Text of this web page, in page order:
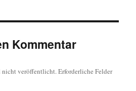
Kommentar
nicht veröffentlicht.Erforderliche Felder